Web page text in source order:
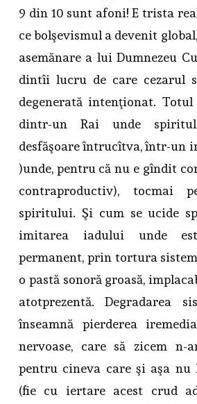
9 din 10 sunt afoni! E trista
ce bolşevismul a devenit
asemănare a lui Dumnezeu
dintîi lucru de care cezarul
degenerată intenţionat.
dintr-un Rai unde
desfăşoare întrucîtva, într-un
)unde, pentru că nu e gîndit
contraproductiv), tocmai
spiritului. Şi cum se ucide
imitarea iadului unde
permanent, prin tortura
o pastă sonoră groasă,
atotprezentă. Degradarea
înseamnă pierderea
nervoase, care să zicem
pentru cineva care şi aşa nu
(fie cu iertare acest crud